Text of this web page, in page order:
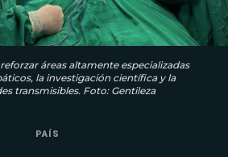
áreas altamente especializadas
la investigación científica y la
transmisibles. Foto: Gentileza
PAÍS